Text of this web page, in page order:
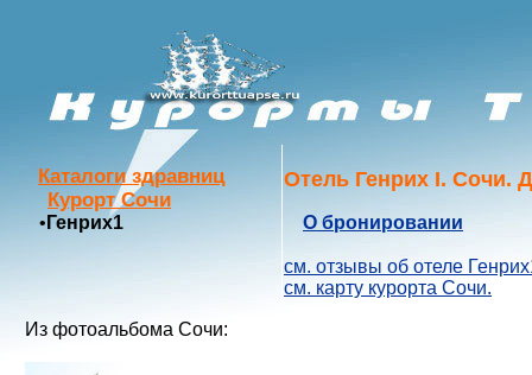
Каталоги здравниц
Курорт Сочи
• Генрих1
Из фотоальбома Сочи:
Отель Генрих I. Сочи.
О бронировании
см. отзывы об отеле
см. карту курорта Сочи.